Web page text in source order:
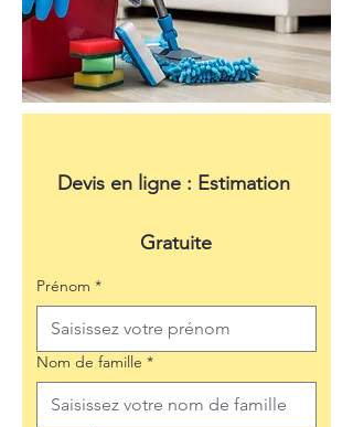
Devis en ligne : Estimation
Gratuite
Prénom *
Nom de famille *